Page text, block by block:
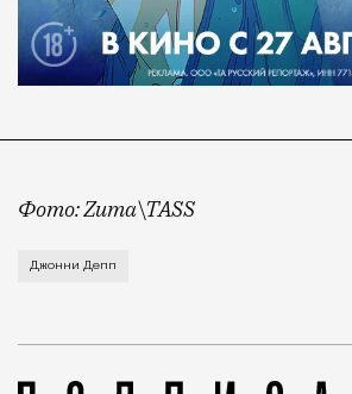
Фото: Zuma\TASS
Новости как будто из
Джонни Депп